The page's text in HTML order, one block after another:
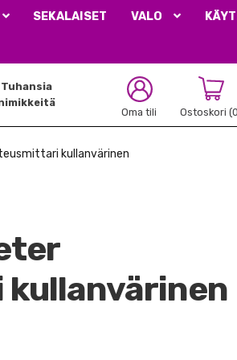
SEKALAISET VALO
Oma tili Ostoskori
Tuhansia
kullanvärinen